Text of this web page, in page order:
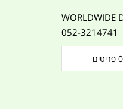
WORLDWIDE
0